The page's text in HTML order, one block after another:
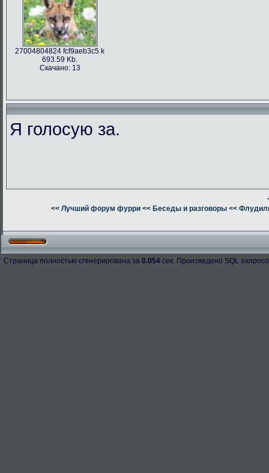
27004804824 fcf9aeb3c5 k
693.59 Kb.
Скачано: 13
Я голосую за.
<< Лучший форум фурри << Беседы и разговоры <<
Страница полностью сгенерирована за 0.054 сек. Произведено SQL